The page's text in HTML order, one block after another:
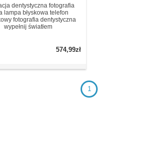
dentystyczna fotografia
lampa błyskowa telefon
fotografia dentystyczna
wypełnij światłem
574,99zł
1